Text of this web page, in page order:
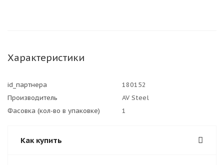
Характеристики
id_партнера
180152
Производитель
AV Steel
Фасовка (кол-во в упаковке)
1
Как купить